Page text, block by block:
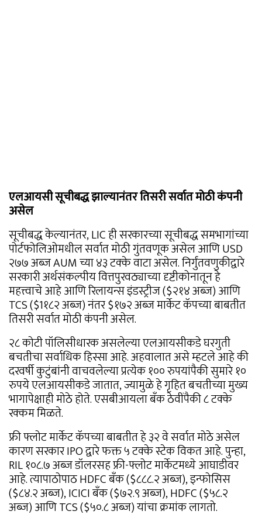
एलआयसी सूचीबद्ध झाल्यानंतर तिसरी सर्वात मोठी कंपनी
असेल
सूचीबद्ध केल्यानंतर, LIC ही सरकारच्या सूचीबद्ध समभागांच्या
पोर्टफोलिओमधील सर्वात मोठी गुंतवणूक असेल आणि USD
२७७ अब्ज AUM च्या ४३ टक्के वाटा असेल. निर्गुंतवणुकीद्वारे
सरकारी अर्थसंकल्पीय वित्तपुरवठ्याच्या दृष्टीकोनातून हे
महत्त्वाचे आहे आणि रिलायन्स इंडस्ट्रीज ($२१४ अब्ज) आणि
TCS ($1१८२ अब्ज) नंतर $१७२ अब्ज मार्केट कॅपच्या बाबतीत
तिसरी सर्वात मोठी कंपनी असेल.
२८ कोटी पॉलिसीधारक असलेल्या एलआयसीकडे घरगुती
बचतीचा सर्वाधिक हिस्सा आहे. अहवालात असे म्हटले आहे की
दरवर्षी कुटुंबांनी वाचवलेल्या प्रत्येक १०० रुपयांपैकी सुमारे १०
रुपये एलआयसीकडे जातात, ज्यामुळे हे गृहित बचतीच्या मुख्य
भागापेक्षाही मोठे होते. एसबीआयला बँक ठेवींपैकी ८ टक्के
रक्कम मिळते.
फ्री फ्लोट मार्केट कॅपच्या बाबतीत हे ३२ वे सर्वात मोठे असेल
कारण सरकार IPO द्वारे फक्त ५ टक्के स्टेक विकत आहे. पुन्हा,
RIL १०८.७ अब्ज डॉलरसह फ्री-फ्लोट मार्केटमध्ये आघाडीवर
आहे. त्यापाठोपाठ HDFC बँक ($८८८.२ अब्ज), इन्फोसिस
($८४.२ अब्ज), ICICI बँक ($७२.९ अब्ज), HDFC ($५८.२
अब्ज) आणि TCS ($५०.८ अब्ज) यांचा क्रमांक लागतो.